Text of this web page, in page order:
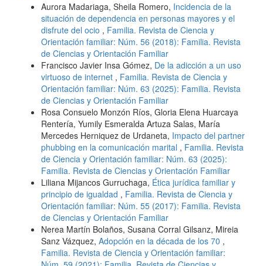
Aurora Madariaga, Sheila Romero, Incidencia de la
situación de dependencia en personas mayores y el
disfrute del ocio , Familia. Revista de Ciencia y
Orientación familiar: Núm. 56 (2018): Familia. Revista
de Ciencias y Orientación Familiar
Francisco Javier Insa Gómez, De la adicción a un uso
virtuoso de internet , Familia. Revista de Ciencia y
Orientación familiar: Núm. 63 (2025): Familia. Revista
de Ciencias y Orientación Familiar
Rosa Consuelo Monzón Ríos, Gloria Elena Huarcaya
Rentería, Yumily Esmeralda Artuza Salas, María
Mercedes Herniquez de Urdaneta, Impacto del partner
phubbing en la comunicación marital , Familia. Revista
de Ciencia y Orientación familiar: Núm. 63 (2025):
Familia. Revista de Ciencias y Orientación Familiar
Liliana Mijancos Gurruchaga, Ética jurídica familiar y
principio de igualdad , Familia. Revista de Ciencia y
Orientación familiar: Núm. 55 (2017): Familia. Revista
de Ciencias y Orientación Familiar
Nerea Martín Bolaños, Susana Corral Gilsanz, Mireia
Sanz Vázquez, Adopción en la década de los 70 ,
Familia. Revista de Ciencia y Orientación familiar: